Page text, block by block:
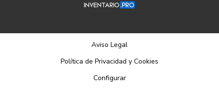
Aviso Legal
Política de Privacidad y Cookies
Configurar